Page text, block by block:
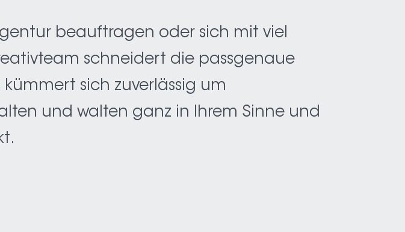
beauftragen oder sich mit viel
schneidert die passgenaue
sich zuverlässig um
und walten ganz in Ihrem Sinne und